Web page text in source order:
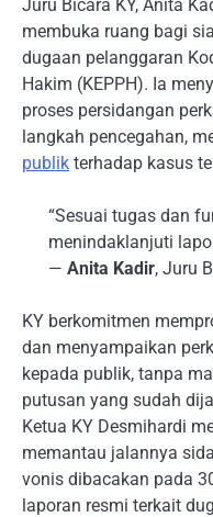
Juru Bicara KY, Anita
membuka ruang bagi
dugaan pelanggaran
Hakim (KEPPH). Ia
proses persidangan
langkah pencegahan,
publik terhadap kasus
“Sesuai tugas dan
menindaklanjuti
— Anita Kadir, Juru
KY berkomitmen
dan menyampaikan
kepada publik, tanpa
putusan yang sudah
Ketua KY Desmihardi
memantau jalannya
vonis dibacakan pada
laporan resmi terkait